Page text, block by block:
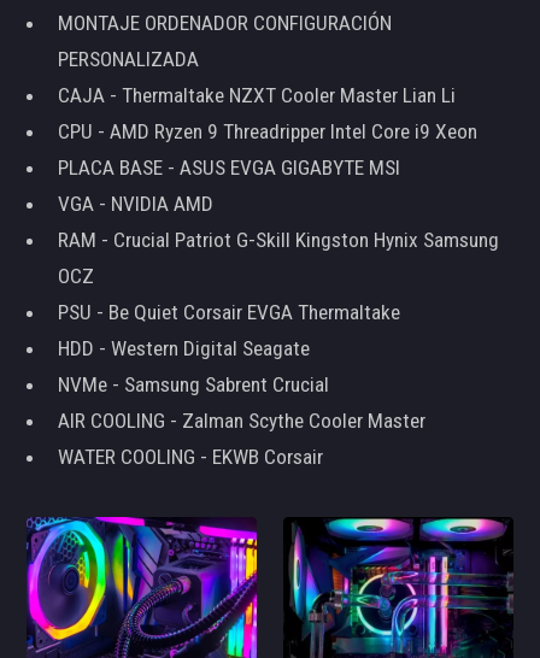
MONTAJE ORDENADOR CONFIGURACIÓN
PERSONALIZADA
CAJA - Thermaltake NZXT Cooler Master Lian Li
CPU - AMD Ryzen 9 Threadripper Intel Core i9 Xeon
PLACA BASE - ASUS EVGA GIGABYTE MSI
VGA - NVIDIA AMD
RAM - Crucial Patriot G-Skill Kingston Hynix Samsung
OCZ
PSU - Be Quiet Corsair EVGA Thermaltake
HDD - Western Digital Seagate
NVMe - Samsung Sabrent Crucial
AIR COOLING - Zalman Scythe Cooler Master
WATER COOLING - EKWB Corsair